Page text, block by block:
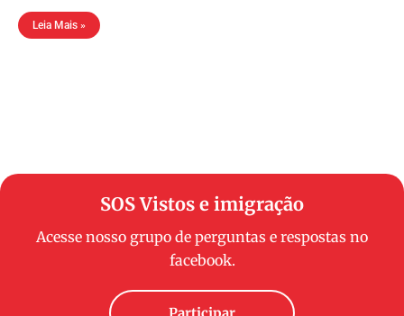
Leia Mais »
SOS Vistos e imigração
Acesse nosso grupo de perguntas e respostas no
facebook.